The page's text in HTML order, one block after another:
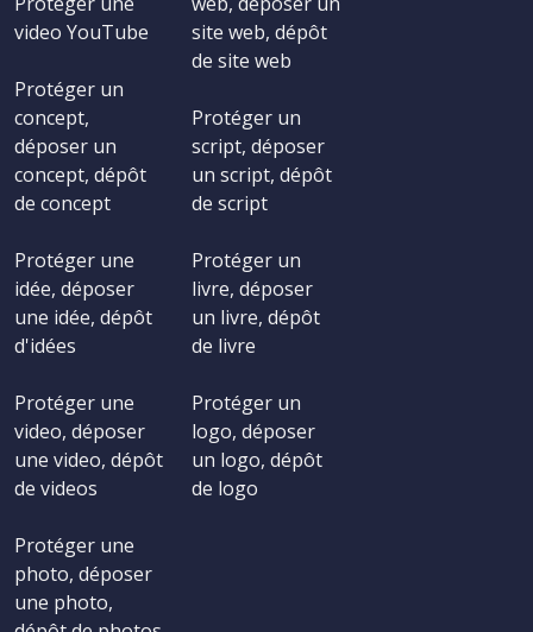
video YouTube
Protéger un
concept,
déposer un
concept, dépôt
de concept
Protéger une
idée, déposer
une idée, dépôt
d'idées
Protéger une
video, déposer
une video, dépôt
de videos
Protéger une
photo, déposer
une photo,
site web, dépôt
de site web
Protéger un
script, déposer
un script, dépôt
de script
Protéger un
livre, déposer
un livre, dépôt
de livre
Protéger un
logo, déposer
un logo, dépôt
de logo